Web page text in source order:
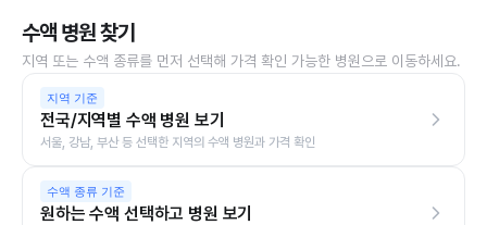
수액 병원 찾기
지역 또는 수액 종류를 먼저 선택해 가격 확인 가능한 병원으로 이동하세요.
지역 기준
전국/지역별 수액 병원 보기
서울, 강남, 부산 등 선택한 지역의 수액 병원과 가격 확인
수액 종류 기준
원하는 수액 선택하고 병원 보기